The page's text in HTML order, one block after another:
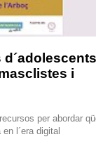
d´adolescents
i
per abordar
l´era digital